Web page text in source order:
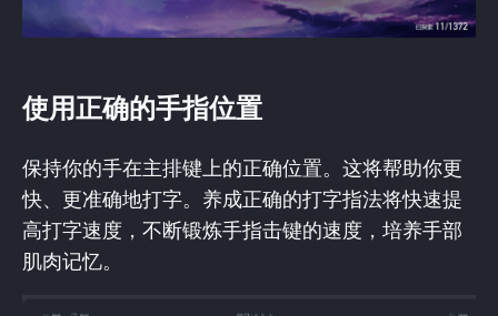
使用正确的手指位置
保持你的手在主排键上的正确位置。这将帮助你更
快、更准确地打字。养成正确的打字指法将快速提
高打字速度，不断锻炼手指击键的速度，培养手部
肌肉记忆。